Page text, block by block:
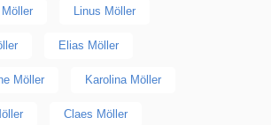
Linus Möller
Elias Möller
Möller Karolina Möller
Claes Möller